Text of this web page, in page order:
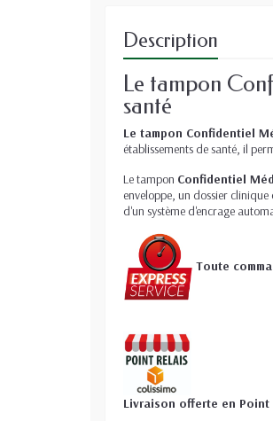
Description
Le tampon
santé
Le tampon Confidentiel
établissements de santé, il
Le tampon Confidentiel
enveloppe, un dossier
d'un système d'encrage
Toute
Livraison offerte en Point